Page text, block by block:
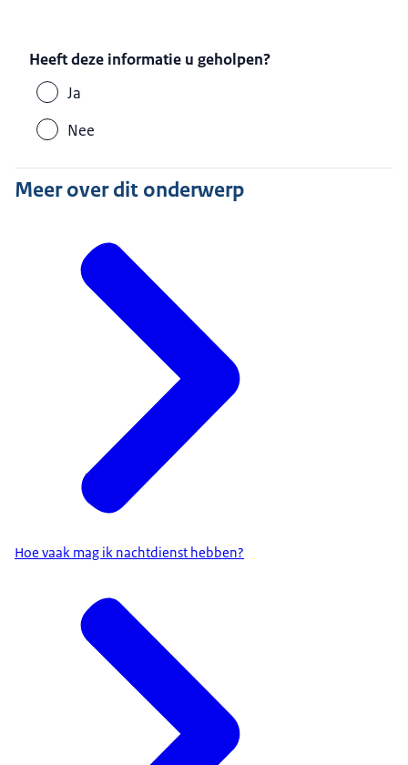
Heeft deze informatie u geholpen?
Ja
Nee
Meer over dit onderwerp
Hoe vaak mag ik nachtdienst hebben?